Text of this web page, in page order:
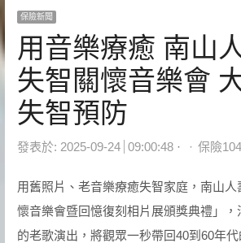
項
目
保險新聞
用音樂療癒 南山
失智關懷音樂會
失智預防
發表於: 2025-09-24 09:00:48 Author
保險104
用舊照片、老音樂療癒失智家庭，南山人
懷音樂會暨回憶復刻相片展頒獎典禮」
的老歌演出，將觀眾一秒帶回40到60年